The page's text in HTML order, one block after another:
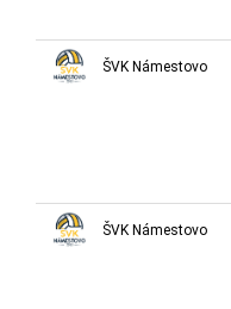
ŠVK Námestovo
ŠVK Námestovo